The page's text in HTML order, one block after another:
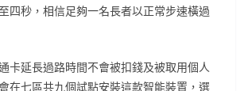
四秒，相信足夠一名長者以正常步速橫過
卡延長過路時間不會被扣錢及被取用個人
在七區共九個試點安裝這款智能裝置，選